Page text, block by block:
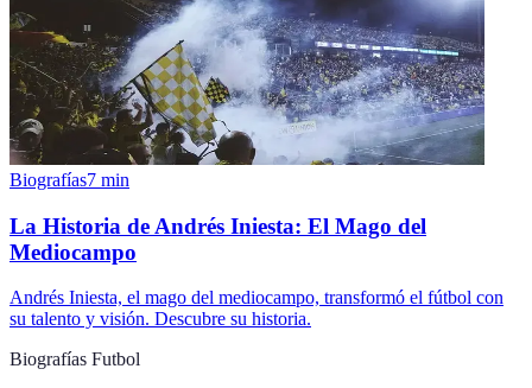
Biografías7 min
La Historia de Andrés Iniesta: El Mago del
Mediocampo
Andrés Iniesta, el mago del mediocampo, transformó el fútbol con
su talento y visión. Descubre su historia.
Biografías Futbol